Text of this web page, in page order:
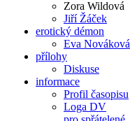
Zora Wildová
Jiří Žáček
erotický démon
Eva Nováková
přílohy
Diskuse
informace
Profil časopisu
Loga DV